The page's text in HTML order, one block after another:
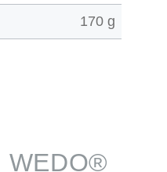
170 g
WEDO®